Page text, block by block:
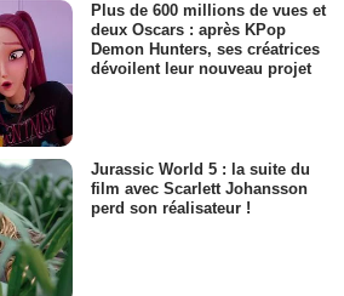
Plus de 600 millions de vues et
deux Oscars : après KPop
Demon Hunters, ses créatrices
dévoilent leur nouveau projet
Jurassic World 5 : la suite du
film avec Scarlett Johansson
perd son réalisateur !